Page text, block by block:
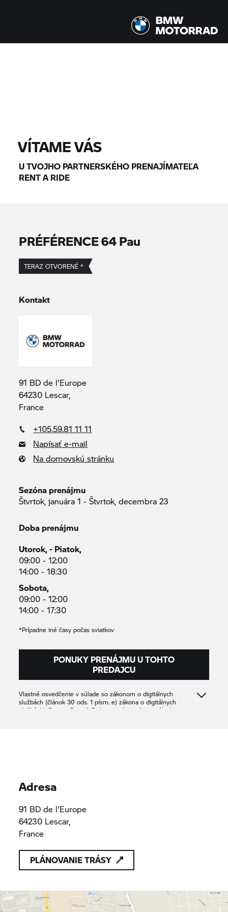
VÍTAME VÁS
U TVOJHO PARTNERSKÉHO PRENAJÍMATEĽA
RENT A RIDE
PRÉFÉRENCE 64 Pau
TERAZ OTVORENÉ *
Kontakt
91 BD de l'Europe
64230 Lescar,
France
+105.59.81 11 11
Napísať e-mail
Na domovskú stránku
Sezóna prenájmu
Štvrtok, januára 1 - Štvrtok, decembra 23
Doba prenájmu
Utorok, - Piatok,
09:00 - 12:00
14:00 - 18:30
Sobota,
09:00 - 12:00
14:00 - 17:30
*Prípadne iné časy počas sviatkov
PONUKY PRENÁJMU U TOHTO
PREDAJCU
Vlastné osvedčenie v súlade so zákonom o digitálnych
službách (článok 30 ods. 1 písm. e) zákona o digitálnych
službách): Partner Rent A Ride
potvrdzuje, že ponúka len
Adresa
91 BD de l'Europe
64230 Lescar,
France
PLÁNOVANIE TRÁSY